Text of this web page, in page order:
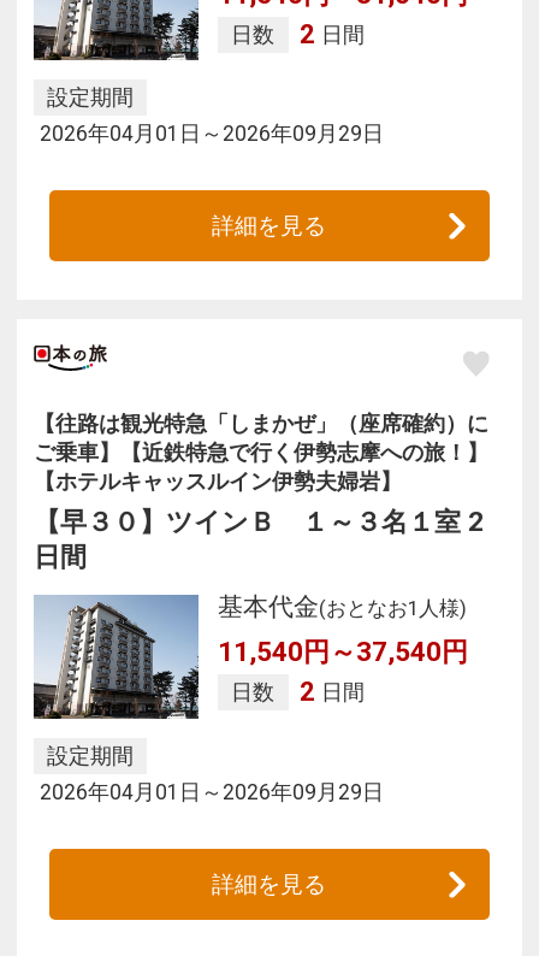
日数 2 日間
設定期間
2026年04月01日～2026年09月29日
詳細を見る
【往路は観光特急「しまかぜ」（座席確約）に
ご乗車】【近鉄特急で行く伊勢志摩への旅！】
【ホテルキャッスルイン伊勢夫婦岩】
【早３０】ツインＢ １～３名１室 2
日間
基本代金(おとなお1人様)
11,540円～37,540円
日数 2 日間
設定期間
2026年04月01日～2026年09月29日
詳細を見る